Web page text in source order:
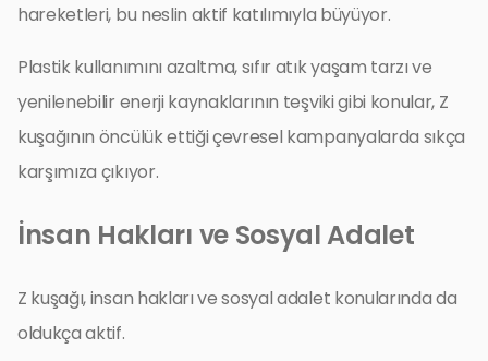
hareketleri, bu neslin aktif katılımıyla büyüyor.
Plastik kullanımını azaltma, sıfır atık yaşam tarzı ve
yenilenebilir enerji kaynaklarının teşviki gibi konular, Z
kuşağının öncülük ettiği çevresel kampanyalarda sıkça
karşımıza çıkıyor.
İnsan Hakları ve Sosyal Adalet
Z kuşağı, insan hakları ve sosyal adalet konularında da
oldukça aktif.